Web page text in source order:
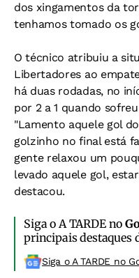
dos xingamentos da
tenhamos tomado os
O técnico atribuiu a
Libertadores ao
há duas rodadas, no
por 2 a 1 quando
"Lamento aquele gol
golzinho no final está
gente relaxou um
levado aquele gol,
destacou.
Siga o A TARDE no
principais destaques
Siga o A TARDE no